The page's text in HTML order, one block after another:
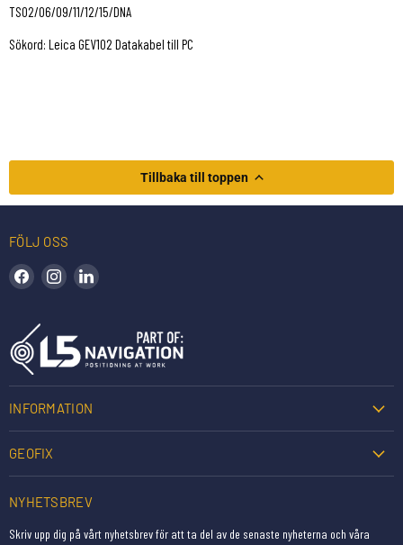
TS02/06/09/11/12/15/DNA
Sökord: Leica GEV102 Datakabel till PC
Tillbaka till toppen
FÖLJ OSS
Hitta oss på Facebook
Hitta oss på Instagram
INFORMATION
GEOFIX
NYHETSBREV
Skriv upp dig på vårt nyhetsbrev för att ta del av de senaste nyheterna och våra